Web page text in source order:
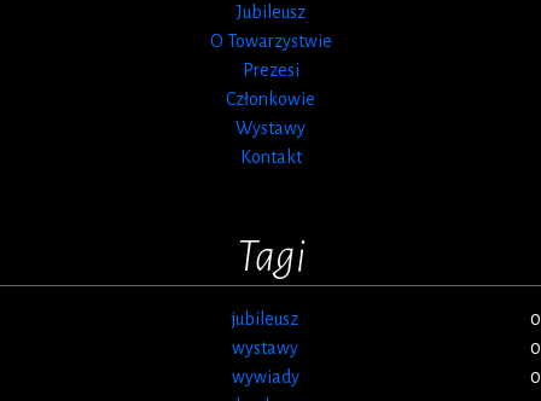
Jubileusz
O Towarzystwie
Prezesi
Członkowie
Wystawy
Kontakt
Tagi
jubileusz
0
wystawy
0
wywiady
0